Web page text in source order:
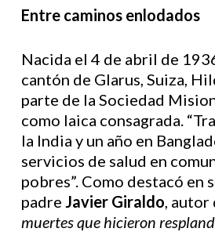
Entre caminos enlodados
Nacida el 4 de abril de
cantón de Glarus, Suiza,
parte de la Sociedad
como laica consagrada.
la India y un año en
servicios de salud en
pobres”. Como destacó en
padre Javier Giraldo, autor
muertes que hicieron